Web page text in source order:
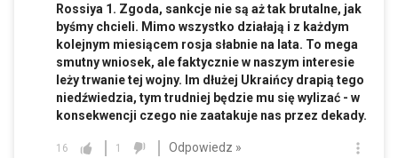
Rossiya 1. Zgoda, sankcje nie są aż tak brutalne, jak
byśmy chcieli. Mimo wszystko działają i z każdym
kolejnym miesiącem rosja słabnie na lata. To mega
smutny wniosek, ale faktycznie w naszym interesie
leży trwanie tej wojny. Im dłużej Ukraińcy drapią tego
niedźwiedzia, tym trudniej będzie mu się wylizać - w
konsekwencji czego nie zaatakuje nas przez dekady.
16 1 Odpowiedz »